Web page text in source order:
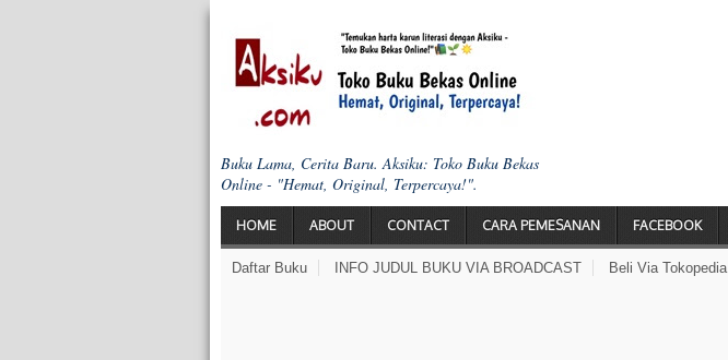
Buku Lama, Cerita Baru. Aksiku: Toko Buku Bekas
Online - "Hemat, Original, Terpercaya!".
HOME ABOUT CONTACT CARA PEMESANAN FACEBOOK
Daftar Buku INFO JUDUL BUKU VIA BROADCAST Beli Via Tokopedia